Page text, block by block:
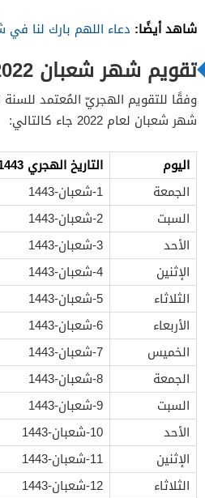
شاهد أيضًا: دعاء اللهم بارك لنا في
تقويم شهر شعبان 2022
شهر شعبان لعام 2022 جاء كالتالي:
اليوم
التاريخ الهجري 1443
الجمعة
1-شعبان-1443
السبت
2-شعبان-1443
الأحد
3-شعبان-1443
الإثنين
4-شعبان-1443
الثلاثاء
5-شعبان-1443
الأربعاء
6-شعبان-1443
الخميس
7-شعبان-1443
الجمعة
8-شعبان-1443
السبت
9-شعبان-1443
الأحد
10-شعبان-1443
الإثنين
11-شعبان-1443
الثلاثاء
12-شعبان-1443